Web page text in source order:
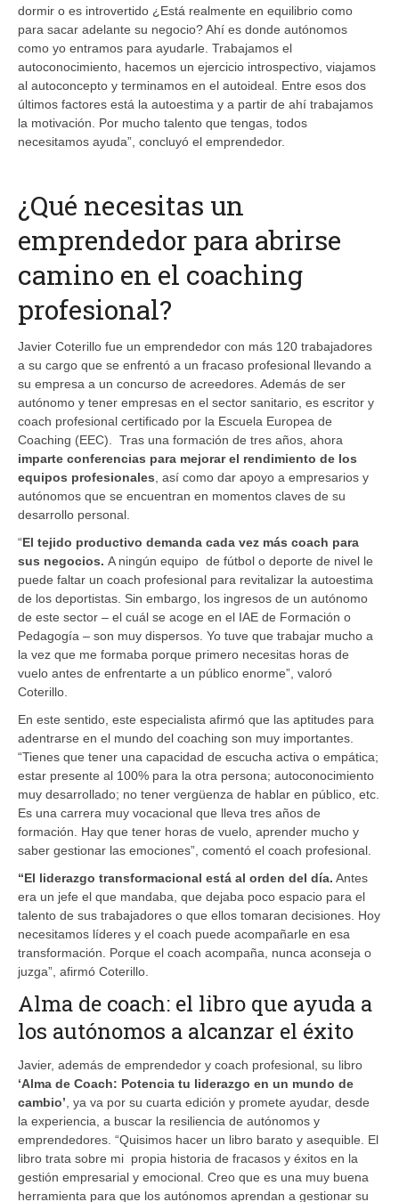
dormir o es introvertido ¿Está realmente en equilibrio como
para sacar adelante su negocio? Ahí es donde autónomos
como yo entramos para ayudarle. Trabajamos el
autoconocimiento, hacemos un ejercicio introspectivo, viajamos
al autoconcepto y terminamos en el autoideal. Entre esos dos
últimos factores está la autoestima y a partir de ahí trabajamos
la motivación. Por mucho talento que tengas, todos
necesitamos ayuda”, concluyó el emprendedor.
¿Qué necesitas un
emprendedor para abrirse
camino en el coaching
profesional?
Javier Coterillo fue un emprendedor con más 120 trabajadores
a su cargo que se enfrentó a un fracaso profesional llevando a
su empresa a un concurso de acreedores. Además de ser
autónomo y tener empresas en el sector sanitario, es escritor y
coach profesional certificado por la Escuela Europea de
Coaching (EEC). Tras una formación de tres años, ahora
imparte conferencias para mejorar el rendimiento de los
equipos profesionales , así como dar apoyo a empresarios y
autónomos que se encuentran en momentos claves de su
desarrollo personal.
“El tejido productivo demanda cada vez más coach para
sus negocios. A ningún equipo de fútbol o deporte de nivel le
puede faltar un coach profesional para revitalizar la autoestima
de los deportistas. Sin embargo, los ingresos de un autónomo
de este sector – el cuál se acoge en el IAE de Formación o
Pedagogía – son muy dispersos. Yo tuve que trabajar mucho a
la vez que me formaba porque primero necesitas horas de
vuelo antes de enfrentarte a un público enorme”, valoró
Coterillo.
En este sentido, este especialista afirmó que las aptitudes para
adentrarse en el mundo del coaching son muy importantes.
“Tienes que tener una capacidad de escucha activa o empática;
estar presente al 100% para la otra persona; autoconocimiento
muy desarrollado; no tener vergüenza de hablar en público, etc.
Es una carrera muy vocacional que lleva tres años de
formación. Hay que tener horas de vuelo, aprender mucho y
saber gestionar las emociones”, comentó el coach profesional.
“El liderazgo transformacional está al orden del día. Antes
era un jefe el que mandaba, que dejaba poco espacio para el
talento de sus trabajadores o que ellos tomaran decisiones. Hoy
necesitamos líderes y el coach puede acompañarle en esa
transformación. Porque el coach acompaña, nunca aconseja o
juzga”, afirmó Coterillo.
Alma de coach: el libro que ayuda a
los autónomos a alcanzar el éxito
Javier, además de emprendedor y coach profesional, su libro
‘Alma de Coach: Potencia tu liderazgo en un mundo de
cambio’ , ya va por su cuarta edición y promete ayudar, desde
la experiencia, a buscar la resiliencia de autónomos y
emprendedores. “Quisimos hacer un libro barato y asequible. El
libro trata sobre mi propia historia de fracasos y éxitos en la
gestión empresarial y emocional. Creo que es una muy buena
herramienta para que los autónomos aprendan a gestionar su